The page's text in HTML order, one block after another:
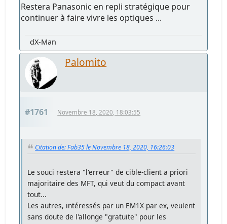
Restera Panasonic en repli stratégique pour
continuer à faire vivre les optiques ...
dX-Man
Palomito
#1761 Novembre 18, 2020, 18:03:55
Citation de: Fab35 le Novembre 18, 2020, 16:26:03
Le souci restera "l'erreur" de cible-client a priori
majoritaire des MFT, qui veut du compact avant
tout...
Les autres, intéressés par un EM1X par ex, veulent
sans doute de l'allonge "gratuite" pour les